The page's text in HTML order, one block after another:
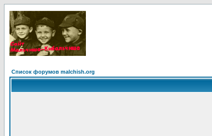
Список форумов malchish.org